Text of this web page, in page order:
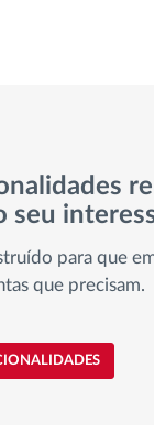
seu
para que
que precisam.